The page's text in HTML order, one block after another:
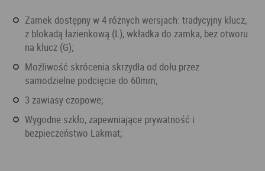
Zamek dostępny w 4 różnych wersjach: tradycyjny klucz,
z blokadą łazienkową (L), wkładka do zamka, bez otworu
na klucz (G);
Możliwość skrócenia skrzydła od dołu przez
samodzielne podcięcie do 60mm;
3 zawiasy czopowe;
wygodne szkło, zapewniające prywatność i
bezpieczeństwo Lakmat;